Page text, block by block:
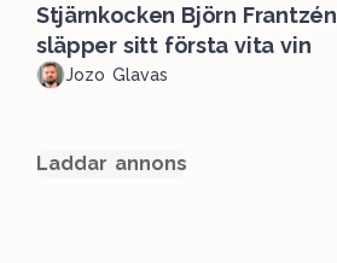
Stjärnkocken Björn Frantzén
släpper sitt första vita vin
Jozo Glavas
Laddar annons